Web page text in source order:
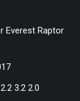
Everest Raptor
3.2 2.0